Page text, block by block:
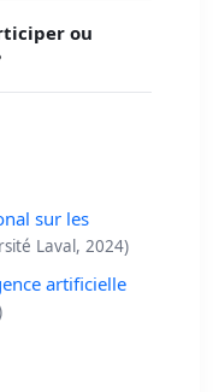
ou
sur les
Laval, 2024)
artificielle